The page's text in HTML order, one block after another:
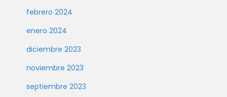
febrero 2024
enero 2024
diciembre 2023
noviembre 2023
septiembre 2023